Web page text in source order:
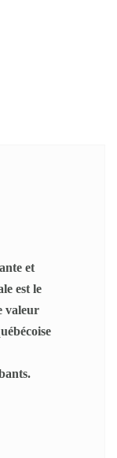
et
est le
valeur